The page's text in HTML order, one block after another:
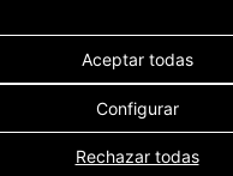
Aceptar todas
Configurar
Rechazar todas